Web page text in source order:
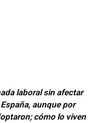
laboral sin afectar
aunque por
cómo lo viven